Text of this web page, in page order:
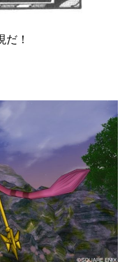
！